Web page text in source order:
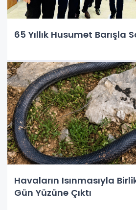
65 Yıllık Husumet Barışla
Havaların Isınmasıyla
Gün Yüzüne Çıktı